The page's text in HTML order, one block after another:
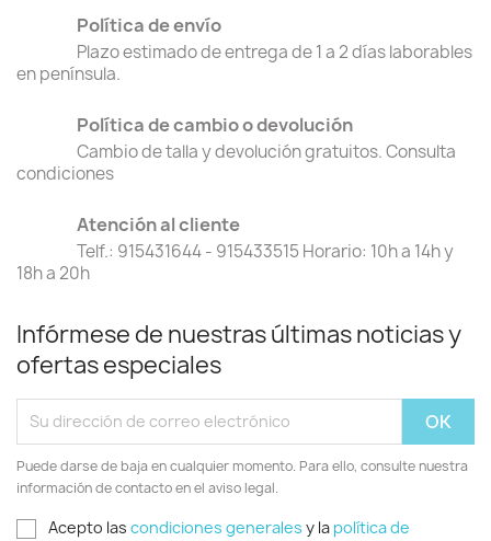
Política de envío
Plazo estimado de entrega de 1 a 2 días laborables
en península.
Política de cambio o devolución
Cambio de talla y devolución gratuitos. Consulta
condiciones
Atención al cliente
Telf.: 915431644 - 915433515 Horario: 10h a 14h y
18h a 20h
Infórmese de nuestras últimas noticias y
ofertas especiales
Puede darse de baja en cualquier momento. Para ello, consulte nuestra
información de contacto en el aviso legal.
Acepto las condiciones generales y la política de